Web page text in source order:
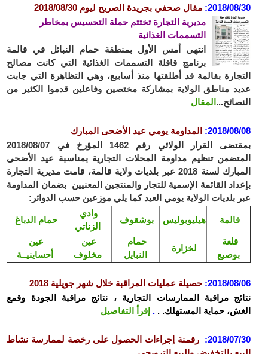
2018/08/30
: مقال صحفي بجريدة الصريح ليوم 2018/08/30
مديرية التجارة تختتم حملة التحسيس بمخاطر
التسممات الغذائية
انتهى أمس الأول بمنطقة حمام النبائل في قالمة
برنامج قافلة التسممات الغذائية التي كانت مصالح
التجارة بقالمة قد أطلقتها منذ أسابيع، وهي التظاهرة التي جابت
عديد مناطق الولاية بمشاركة مختصين وفاعلين قدموا الكثير من
النصائح... المقال
2018/08/08
: المداومة يومي عيد الأضحى المبارك
بمقتضى القرار الولائي رقم 1462 المؤرخ في 2018/08/07
المتضمن تنظيم مداومة المحلات التجارية بمناسبة عيد الأضحى
المبارك لسنة 2018 عبر بلديات ولاية قالمة، قامت مديرية التجارة
بإعداد القائمة الإسمية للتجار والمنتجين المعنيين بضمان المداومة
عبر بلديات الولاية يومي العيد كما يلي موزعين حسب الدوائر:
حمام الدباغ
وادي
الزناتي
بوشقوف هيليوبوليس قالمة
عين
أحساينيــة
عين
مخلوف
حمام
النبايل
لخزارة
قلعة
بوصبع
2018/08/06
: حصيلة عمليات المراقبة خلال شهر جويلية 2018
نتائج مراقبة الممارسات التجارية ، نتائج مراقبة الجودة وقمع
الغش، حماية المستهلك. . . إقرأ التفاصيل
2018/07/30
: رقمنة إجراءات الحصول على رخصة لممارسة نشاط